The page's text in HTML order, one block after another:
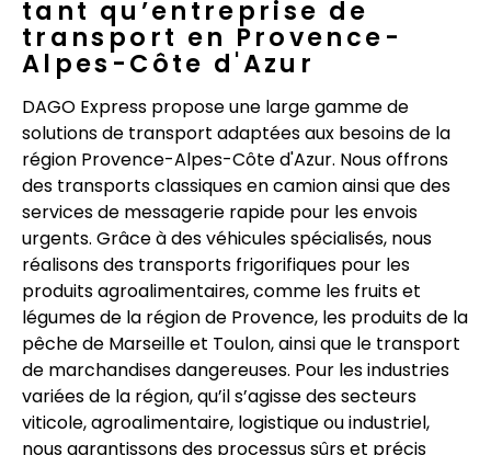
tant qu’entreprise de
transport en Provence-
Alpes-Côte d'Azur
DAGO Express propose une large gamme de
solutions de transport adaptées aux besoins de la
région Provence-Alpes-Côte d'Azur. Nous offrons
des transports classiques en camion ainsi que des
services de messagerie rapide pour les envois
urgents. Grâce à des véhicules spécialisés, nous
réalisons des transports frigorifiques pour les
produits agroalimentaires, comme les fruits et
légumes de la région de Provence, les produits de la
pêche de Marseille et Toulon, ainsi que le transport
de marchandises dangereuses. Pour les industries
variées de la région, qu’il s’agisse des secteurs
viticole, agroalimentaire, logistique ou industriel,
nous garantissons des processus sûrs et précis